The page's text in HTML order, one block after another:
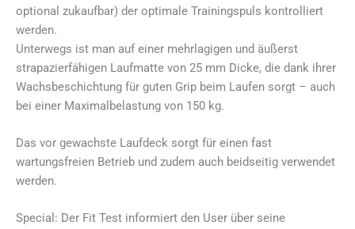
optional zukaufbar) der optimale Trainingspuls kontrolliert
werden.
Unterwegs ist man auf einer mehrlagigen und äußerst
strapazierfähigen Laufmatte von 25 mm Dicke, die dank ihrer
Wachsbeschichtung für guten Grip beim Laufen sorgt – auch
bei einer Maximalbelastung von 150 kg.
Das vor gewachste Laufdeck sorgt für einen fast
wartungsfreien Betrieb und zudem auch beidseitig verwendet
werden.
Special: Der Fit Test informiert den User über seine